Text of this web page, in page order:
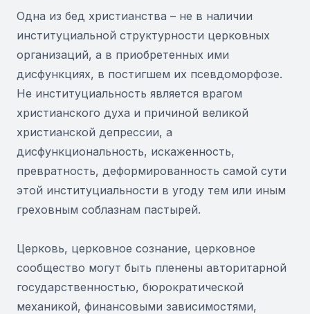
Одна из бед христианства – не в наличии
институциальной структурности церковных
организаций, а в приобретенных ими
дисфункциях, в постигшем их псевдоморфозе.
Не институциальность является врагом
христианского духа и причиной великой
христианской депрессии, а
дисфункциональность, искаженность,
превратность, деформированность самой сути
этой институциальности в угоду тем или иным
греховным соблазнам пастырей.
Церковь, церковное сознание, церковное
сообщество могут быть пленены авторитарной
государственностью, бюрократической
механикой, финансовыми зависимостями,